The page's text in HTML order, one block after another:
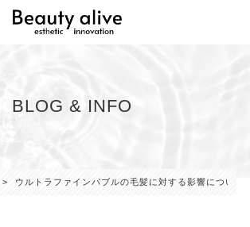
BLOG & INFO
> ウルトラファインバブルの毛髪に対する影響について